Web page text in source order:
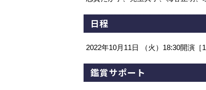
日程
2022年10月11日 （火）18:30開演［
鑑賞サポート